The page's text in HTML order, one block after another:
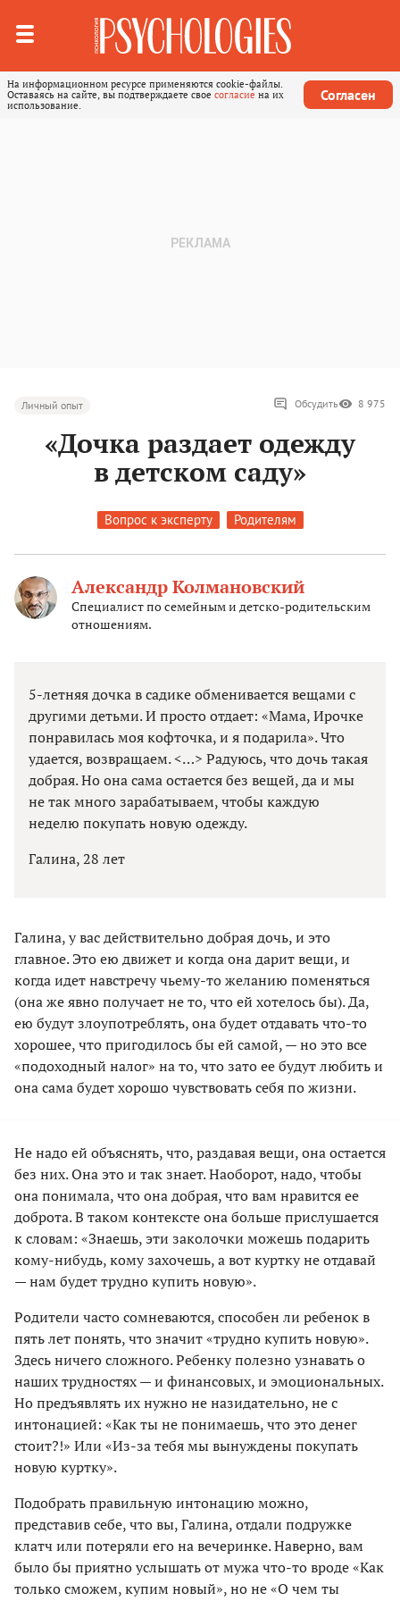
На информационном ресурсе применяются cookie-файлы.
Оставаясь на сайте, вы подтверждаете свое согласие на их
использование.
Согласен
Личный опыт Обсудить 8 975
«Дочка раздает одежду
в детском саду»
Вопрос к эксперту Родителям
Александр Колмановский
Специалист по семейным и детско-родительским
отношениям.
5-летняя дочка в садике обменивается вещами с
другими детьми. И просто отдает: «Мама, Ирочке
понравилась моя кофточка, и я подарила». Что
удается, возвращаем. <…> Радуюсь, что дочь такая
добрая. Но она сама остается без вещей, да и мы
не так много зарабатываем, чтобы каждую
неделю покупать новую одежду.
Галина, 28 лет
Галина, у вас действительно добрая дочь, и это
главное. Это ею движет и когда она дарит вещи, и
когда идет навстречу чьему-то желанию поменяться
(она же явно получает не то, что ей хотелось бы). Да,
ею будут злоупотреблять, она будет отдавать что-то
хорошее, что пригодилось бы ей самой, — но это все
«подоходный налог» на то, что зато ее будут любить и
она сама будет хорошо чувствовать себя по жизни.
Не надо ей объяснять, что, раздавая вещи, она остается
без них. Она это и так знает. Наоборот, надо, чтобы
она понимала, что она добрая, что вам нравится ее
доброта. В таком контексте она больше прислушается
к словам: «Знаешь, эти заколочки можешь подарить
кому-нибудь, кому захочешь, а вот куртку не отдавай
— нам будет трудно купить новую».
Родители часто сомневаются, способен ли ребенок в
пять лет понять, что значит «трудно купить новую».
Здесь ничего сложного. Ребенку полезно узнавать о
наших трудностях — и финансовых, и эмоциональных.
Но предъявлять их нужно не назидательно, не с
интонацией: «Как ты не понимаешь, что это денег
стоит?!» Или «Из-за тебя мы вынуждены покупать
новую куртку».
Подобрать правильную интонацию можно,
представив себе, что вы, Галина, отдали подружке
клатч или потеряли его на вечеринке. Наверно, вам
было бы приятно услышать от мужа что-то вроде «Как
только сможем, купим новый», но не «О чем ты